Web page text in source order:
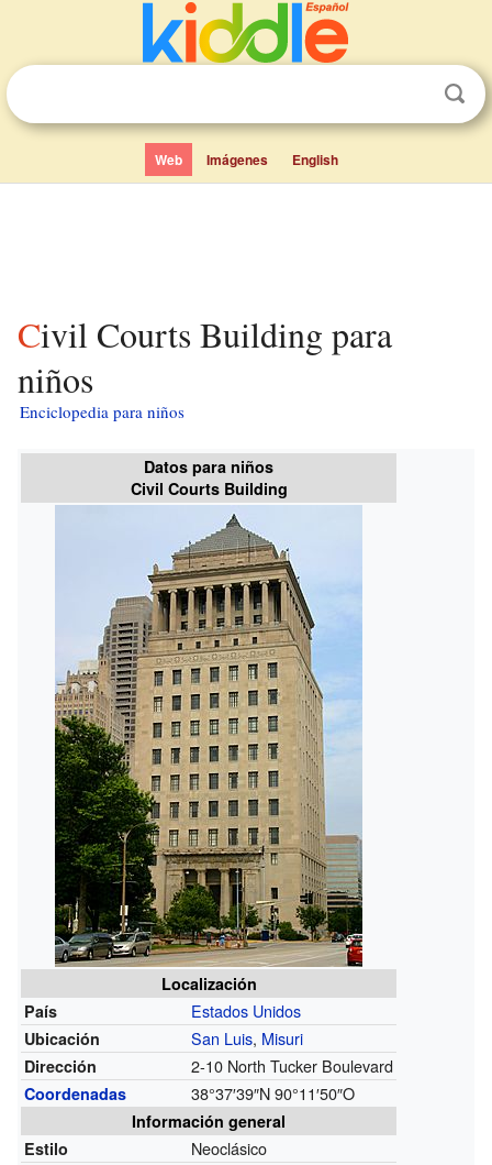
Web Imágenes English
Civil Courts Building para
niños
Enciclopedia para niños
Datos para niños
Civil Courts Building
Localización
País
Estados Unidos
Ubicación San Luis, Misuri
Dirección 2-10 North Tucker Boulevard
Coordenadas 38°37′39″N90°11′50″O
Información general
Estilo
Neoclásico